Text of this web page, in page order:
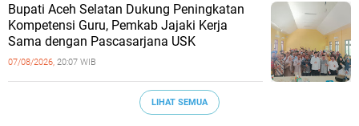
Bupati Aceh Selatan Dukung Peningkatan
Kompetensi Guru, Pemkab Jajaki Kerja
Sama dengan Pascasarjana USK
07/08/2026, 20:07 WIB
LIHAT SEMUA